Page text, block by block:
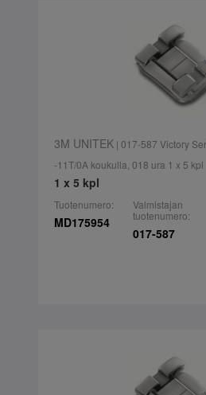
3M UNITEK| 017-587 Victory
-11T/0A koukulla, 018 ura 1 x 5 kpl
1 x 5 kpl
Tuotenumero:
MD175954
Valmistajan
tuotenumero:
017-587